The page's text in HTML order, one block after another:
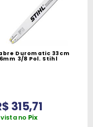
Duromatic 33cm
3/8 Pol. Stihl
315,71
vista no Pix